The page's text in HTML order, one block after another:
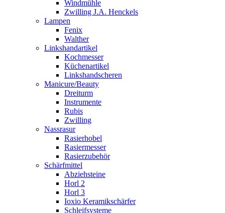
Windmühle
Zwilling J.A. Henckels
Lampen
Fenix
Walther
Linkshandartikel
Kochmesser
Küchenartikel
Linkshandscheren
Manicure/Beauty
Dreiturm
Instrumente
Rubis
Zwilling
Nassrasur
Rasierhobel
Rasiermesser
Rasierzubehör
Schärfmittel
Abziehsteine
Horl 2
Horl 3
Ioxio Keramikschärfer
Schleifsysteme